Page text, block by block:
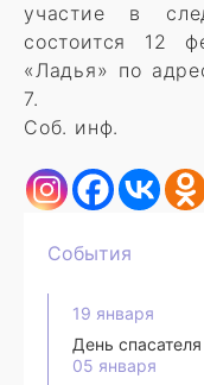
участие в
состоится 12
«Ладья» по
7.
Соб. инф.
События
19 января
День спасателя
05 января